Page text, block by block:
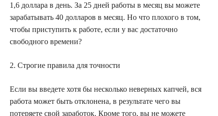
1,6 доллара в день. За 25 дней работы в месяц вы можете
зарабатывать 40 долларов в месяц. Но что плохого в том,
чтобы приступить к работе, если у вас достаточно
свободного времени?
2. Строгие правила для точности
Если вы введете хотя бы несколько неверных капчей, вся
работа может быть отклонена, в результате чего вы
потеряете свой заработок. Кроме того, вы не можете